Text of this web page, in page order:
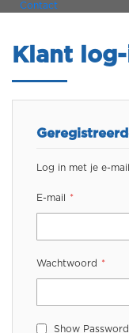
Contact
Klant
Log in met je e-
E-mail
Wachtwoord
Show Password